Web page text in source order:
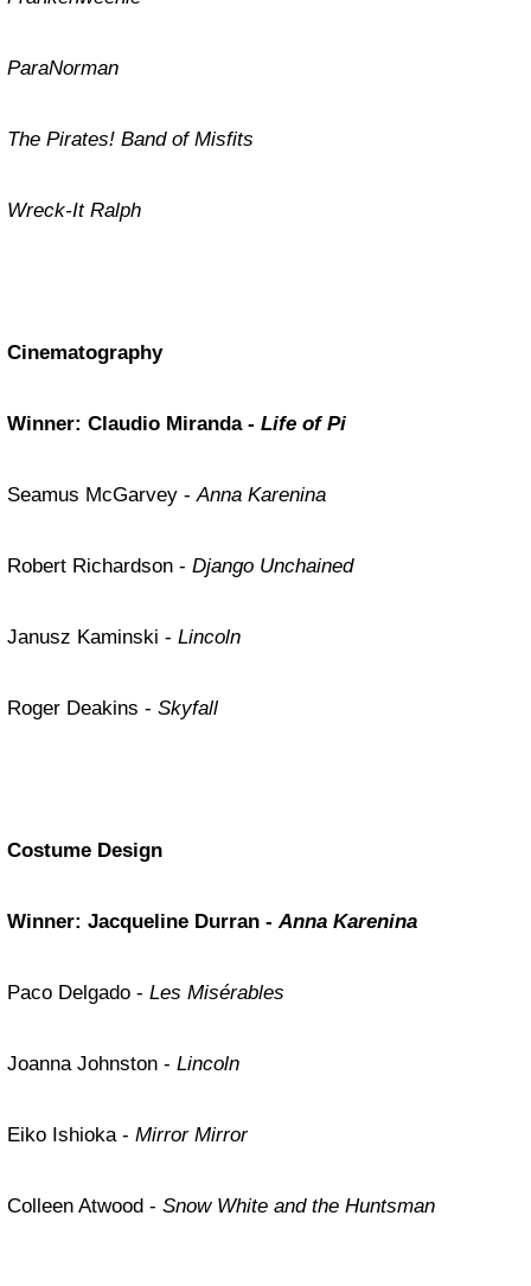
ParaNorman
The Pirates! Band of Misfits
Wreck-It Ralph
Cinematography
Winner: Claudio Miranda - Life of Pi
Seamus McGarvey -Anna Karenina
Robert Richardson - Django Unchained
Janusz Kaminski - Lincoln
Roger Deakins - Skyfall
Costume Design
Winner: Jacqueline Durran -Anna Karenina
Paco Delgado - Les Misérables
Joanna Johnston - Lincoln
Eiko Ishioka - Mirror Mirror
Colleen Atwood - Snow White and the Huntsman